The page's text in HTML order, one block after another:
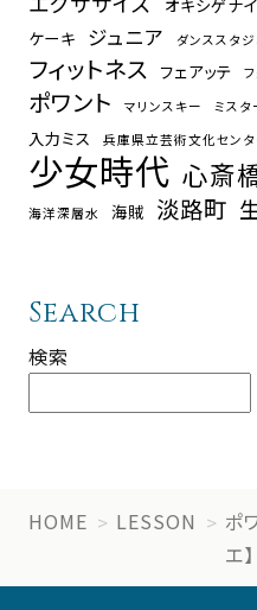
オキシゲナ
ケーキ ジュニア ダンススタ
フィットネス フェアッテ
ポワント マリンスキー ミスタ
入力ミス 兵庫県立芸術文化センタ
少女時代 心斎
海洋深層水 海賊 淡路町
Search
検索
HOME LESSON
ポ
エ】